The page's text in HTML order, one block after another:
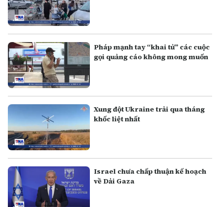
Pháp mạnh tay “khai tử” các cuộc
gọi quảng cáo không mong muốn
Xung đột Ukraine trải qua tháng
khốc liệt nhất
Israel chưa chấp thuận kế hoạch
về Dải Gaza